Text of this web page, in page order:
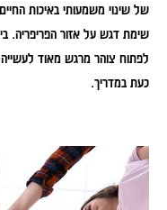
של שינוי משמעותי באיכות
שימת דגש על אזור הפריפריה.
לפתוח צוהר מרגש מאוד לעשייה
כעת במדריך.